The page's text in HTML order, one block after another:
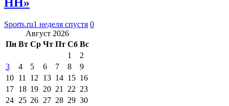
Sports.ru1 неделя спустя 0
Август 2026
Пн Вт Ср Чт Пт Сб Вс
1
2
3
4 5 6 7 8
9
10 11 12 13 14 15 16
17 18 19 20 21 22 23
24 25 26 27 28 29 30